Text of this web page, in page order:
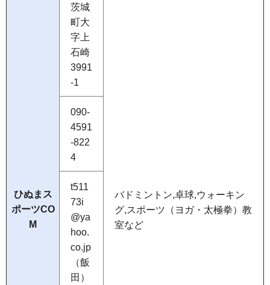
ひぬまス
ポーツCO
M
茨城
町大
字上
石崎
3991
-1
バドミントン,卓球,ウォーキン
グ,スポーツ（ヨガ・太極拳）教
室など
090-
4591
-822
4
t511
73i
@ya
hoo.
co.jp
（飯
田）